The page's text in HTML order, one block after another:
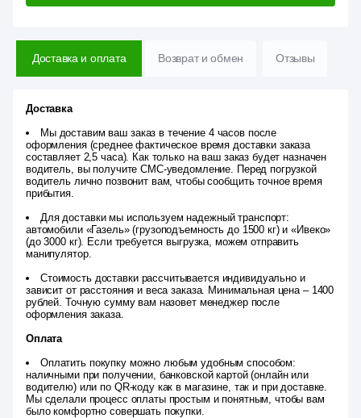
Доставка и оплата Возврат и обмен Отзывы
Доставка
Мы доставим ваш заказ в течение 4 часов после
оформления (среднее фактическое время доставки заказа
составляет 2,5 часа). Как только на ваш заказ будет назначен
водитель, вы получите СМС-уведомление. Перед погрузкой
водитель лично позвонит вам, чтобы сообщить точное время
прибытия.
Для доставки мы используем надежный транспорт:
автомобили «Газель» (грузоподъемность до 1500 кг) и «Ивеко»
(до 3000 кг). Если требуется выгрузка, можем отправить
манипулятор.
Стоимость доставки рассчитывается индивидуально и
зависит от расстояния и веса заказа. Минимальная цена – 1400
рублей. Точную сумму вам назовет менеджер после
оформления заказа.
Оплата
Оплатить покупку можно любым удобным способом:
наличными при получении, банковской картой (онлайн или
водителю) или по QR-коду как в магазине, так и при доставке.
Мы сделали процесс оплаты простым и понятным, чтобы вам
было комфортно совершать покупки.